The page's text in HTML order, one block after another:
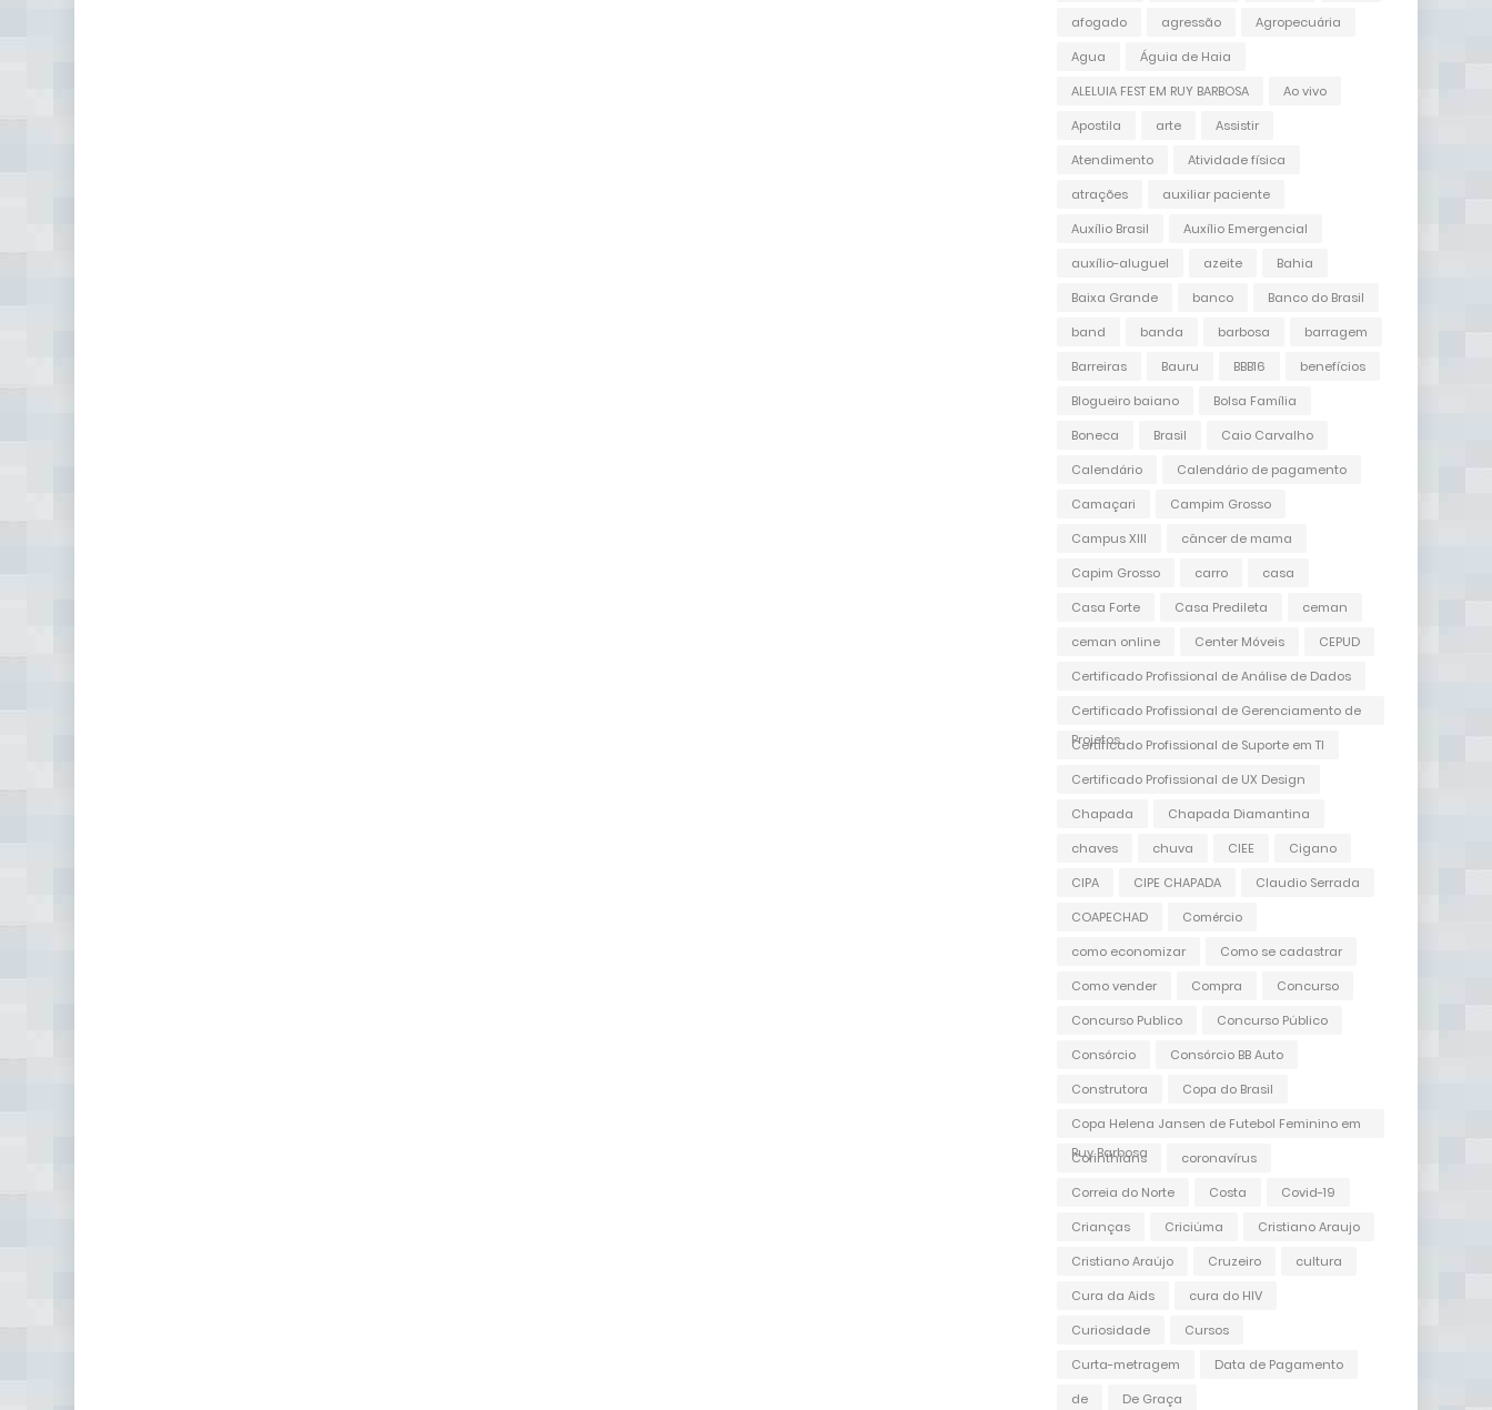
afogado
agressão
Agropecuária
Agua
Águia de Haia
ALELUIA FEST EM RUY BARBOSA
Ao vivo
Apostila
arte
Assistir
Atendimento
Atividade física
atrações
auxiliar paciente
Auxílio Brasil
Auxílio Emergencial
auxílio-aluguel
azeite
Bahia
Baixa Grande
banco
Banco do Brasil
band
banda barbosa
barragem
Barreiras
Bauru BBB16
benefícios
Blogueiro baiano
Bolsa Família
Boneca
Brasil
Caio Carvalho
Calendário
Calendário de pagamento
Camaçari
Campim Grosso
Campus XIII
câncer de mama
Capim Grosso
carro
casa
Casa Forte
Casa Predileta
ceman
ceman online
Center Móveis
CEPUD
Certificado Profissional de Análise de Dados
Certificado Profissional de Gerenciamento de
Projetos
Certificado Profissional de Suporte em TI
Certificado Profissional de UX Design
Chapada
Chapada Diamantina
chaves
chuva CIEE
Cigano
CIPA
CIPE CHAPADA
Claudio Serrada
COAPECHAD
Comércio
como economizar
Como se cadastrar
Como vender
Compra
Concurso
Concurso Publico
Concurso Público
Consórcio
Consórcio BB Auto
Construtora
Copa do Brasil
Copa Helena Jansen de Futebol Feminino em
Ruy Barbosa
Corinthians
coronavírus
Correia do Norte
Costa
Covid-19
Crianças
Criciúma
Cristiano Araujo
Cristiano Araújo
Cruzeiro
cultura
Cura da Aids
cura do HIV
Curiosidade
Cursos
Curta-metragem
Data de Pagamento
de
De Graça